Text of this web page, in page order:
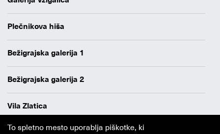
Plečnikova hiša
Bežigrajska galerija 1
Bežigrajska galerija 2
Vila Zlatica
Varstvo osebnih podatkov
To spletno mesto uporablja piškotke, ki